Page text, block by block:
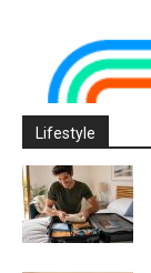
Lifestyle